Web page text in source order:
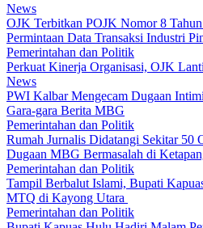
News
OJK Terbitkan POJK Nomor 8
Permintaan Data Transaksi Industri
Pemerintahan dan Politik
Perkuat Kinerja Organisasi, OJK
News
PWI Kalbar Mengecam Dugaan
Gara-gara Berita MBG
Pemerintahan dan Politik
Rumah Jurnalis Didatangi Sekitar 50
Dugaan MBG Bermasalah di
Pemerintahan dan Politik
Tampil Berbalut Islami, Bupati
MTQ di Kayong Utara
Pemerintahan dan Politik